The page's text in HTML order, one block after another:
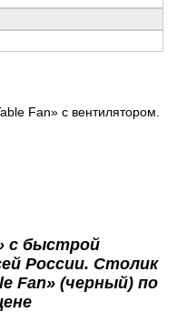
Fan» с вентилятором.
с быстрой
России. Столик
Fan» (черный) по